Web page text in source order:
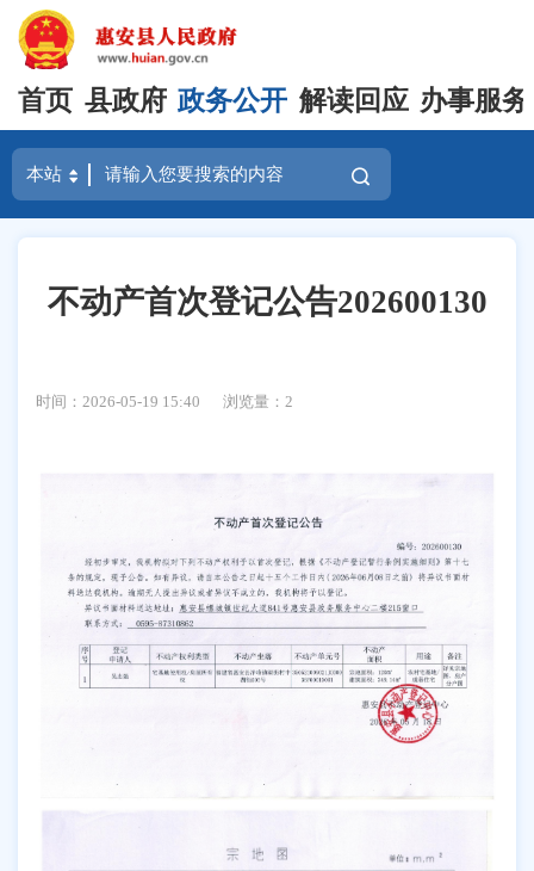
首页 县政府 政务公开 解读回应 办事服务
不动产首次登记公告202600130
时间：2026-05-19 15:40 浏览量：2